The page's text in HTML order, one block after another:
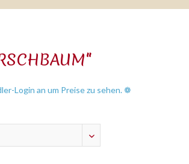
Login an um Preise zu sehen. ❁